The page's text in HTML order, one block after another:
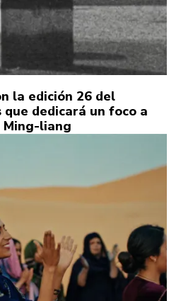
la edición 26 del
que dedicará un foco a
Ming-liang